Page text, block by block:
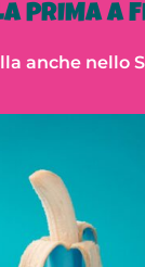
PRIMA A
anche nello